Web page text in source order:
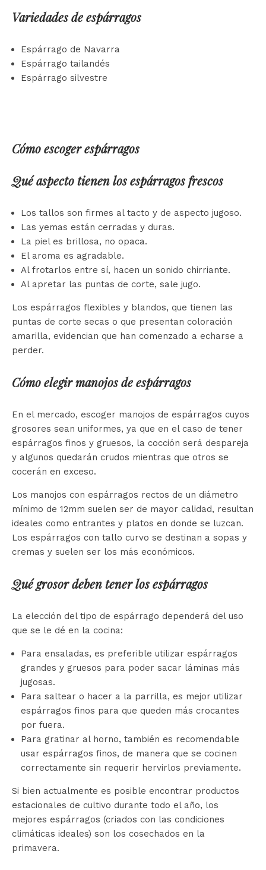
Variedades de espárragos
Espárrago de Navarra
Espárrago tailandés
Espárrago silvestre
Cómo escoger espárragos
Qué aspecto tienen los espárragos frescos
Los tallos son firmes al tacto y de aspecto jugoso.
Las yemas están cerradas y duras.
La piel es brillosa, no opaca.
El aroma es agradable.
Al frotarlos entre sí, hacen un sonido chirriante.
Al apretar las puntas de corte, sale jugo.
Los espárragos flexibles y blandos, que tienen las
puntas de corte secas o que presentan coloración
amarilla, evidencian que han comenzado a echarse a
perder.
Cómo elegir manojos de espárragos
En el mercado, escoger manojos de espárragos cuyos
grosores sean uniformes, ya que en el caso de tener
espárragos finos y gruesos, la cocción será despareja
y algunos quedarán crudos mientras que otros se
cocerán en exceso.
Los manojos con espárragos rectos de un diámetro
mínimo de 12mm suelen ser de mayor calidad, resultan
ideales como entrantes y platos en donde se luzcan.
Los espárragos con tallo curvo se destinan a sopas y
cremas y suelen ser los más económicos.
Qué grosor deben tener los espárragos
La elección del tipo de espárrago dependerá del uso
que se le dé en la cocina:
Para ensaladas, es preferible utilizar espárragos
grandes y gruesos para poder sacar láminas más
jugosas.
Para saltear o hacer a la parrilla, es mejor utilizar
espárragos finos para que queden más crocantes
por fuera.
Para gratinar al horno, también es recomendable
usar espárragos finos, de manera que se cocinen
correctamente sin requerir hervirlos previamente.
Si bien actualmente es posible encontrar productos
estacionales de cultivo durante todo el año, los
mejores espárragos (criados con las condiciones
climáticas ideales) son los cosechados en la
primavera.